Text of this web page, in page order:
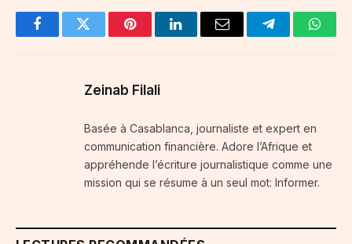
FacebookTwitter PinterestLinkedInEmail Telegram
Zeinab Filali
Basée à Casablanca, journaliste et expert en
communication financière. Adore l’Afrique et
appréhende l’écriture journalistique comme une
mission qui se résume à un seul mot: Informer.